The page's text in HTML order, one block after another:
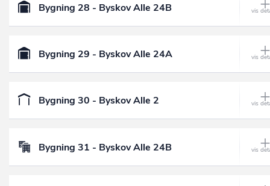
Bygning 28 - Byskov Alle 24B
Bygning 29 - Byskov Alle 24A
Bygning 30 - Byskov Alle 2
Bygning 31 - Byskov Alle 24B